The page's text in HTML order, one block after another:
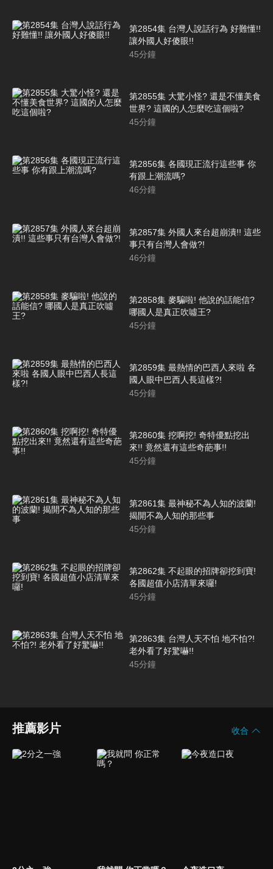
第2854集 台灣人說話行為 好難懂!!
讓外國人好傻眼!!
45分鐘
第2855集 大驚小怪? 還是不懂美食
世界? 這國的人怎麼吃這個啦?
45分鐘
第2856集 各國現正流行這些事 你
有跟上潮流嗎?
46分鐘
第2857集 外國人來台超崩潰!! 這些
事只有台灣人會做?!
46分鐘
第2858集 麥騙啦! 他說的話能信?
哪國人是真正吹噓王?
45分鐘
第2859集 最熱情的巴西人來啦 各
國人眼中巴西人長這樣?!
45分鐘
第2860集 挖啊挖! 奇特優點挖出
來!! 竟然還有這些奇葩事!!
45分鐘
第2861集 最神秘不為人知的波蘭!
揭開不為人知的那些事
45分鐘
第2862集 不起眼的招牌卻挖到寶!
各國超值小店清單來囉!
45分鐘
第2863集 台灣人天不怕 地不怕?!
老外看了好驚嚇!!
45分鐘
推薦影片 收合